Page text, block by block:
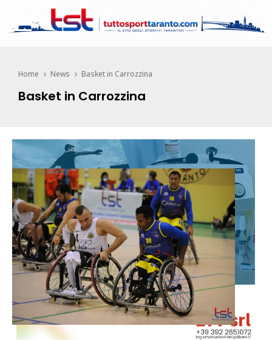
Home News Basket in Carrozzina
Basket in Carrozzina